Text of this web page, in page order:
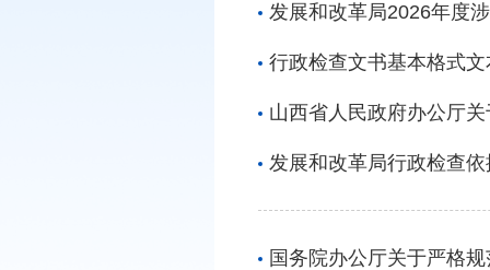
发展和改革局2026年度
行政检查文书基本格式
山西省人民政府办公厅
发展和改革局行政检查依
国务院办公厅关于严格